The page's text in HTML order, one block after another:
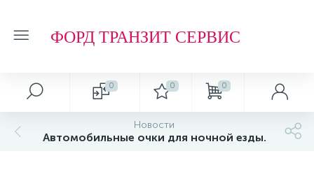
ФОРД ТРАНЗИТ СЕРВИС
0 0 0
Новости
Автомобильные очки для ночной езды.